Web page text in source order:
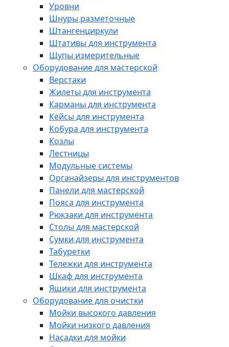
Уровни
Шнуры разметочные
Штангенциркули
Штативы для инструмента
Щупы измерительные
Оборудование для мастерской
Верстаки
Жилеты для инструмента
Карманы для инструмента
Кейсы для инструмента
Кобура для инструмента
Козлы
Лестницы
Модульные системы
Органайзеры для инструментов
Панели для мастерской
Пояса для инструмента
Рюкзаки для инструмента
Столы для мастерской
Сумки для инструмента
Табуретки
Тележки для инструмента
Шкаф для инструмента
Ящики для инструмента
Оборудование для очистки
Мойки высокого давления
Мойки низкого давления
Насадки для мойки